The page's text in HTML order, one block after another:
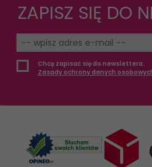
ZAPISZ SIĘ DO
Chcę zapisać się do newslettera.
Zasady ochrony danych